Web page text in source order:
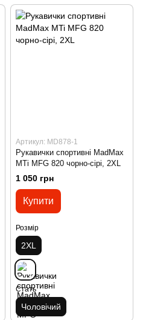
Артикул: MD878-1
Рукавички спортивні MadMax
MTi MFG 820 чорно-сірі, 2XL
1 050 грн
Купити
Розмір
2XL
Стать
Чоловічий